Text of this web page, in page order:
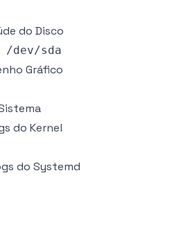
do Disco
Gráfico
do Kernel
do Systemd